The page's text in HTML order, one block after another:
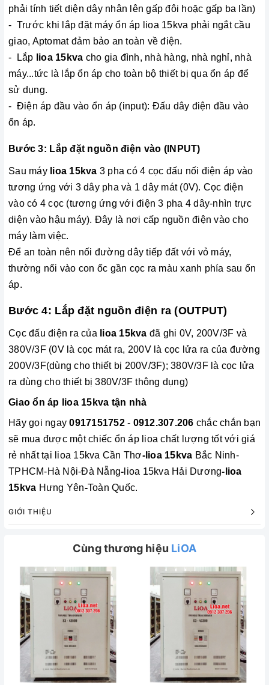
phải tính tiết diện dây nhân lên gấp đôi hoặc gấp ba lần)
- Trước khi lắp đặt máy ổn áp lioa 15kva phải ngắt cầu
giao, Aptomat đảm bảo an toàn về điện.
- Lắp lioa 15kva cho gia đình, nhà hàng, nhà nghỉ, nhà
máy...tức là lắp ổn áp cho toàn bộ thiết bị qua ổn áp để
sử dụng.
- Điện áp đầu vào ổn áp (input): Đấu dây điện đầu vào
ổn áp.
Bước 3: Lắp đặt nguồn điện vào (INPUT)
Sau máy lioa 15kva 3 pha có 4 cọc đấu nối điện áp vào
tương ứng với 3 dây pha và 1 dây mát (0V). Cọc điện
vào có 4 cọc (tương ứng với điện 3 pha 4 dây-nhìn trực
diện vào hậu máy). Đây là nơi cấp nguồn điện vào cho
máy làm việc.
Để an toàn nên nối đường dây tiếp đất với vỏ máy,
thường nối vào con ốc gần cọc ra màu xanh phía sau ổn
áp.
Bước 4: Lắp đặt nguồn điện ra (OUTPUT)
Cọc đấu điện ra của lioa 15kva đã ghi 0V, 200V/3F và
380V/3F (0V là cọc mát ra, 200V là cọc lửa ra của đường
200V/3F(dùng cho thiết bị 200V/3F); 380V/3F là cọc lửa
ra dùng cho thiết bị 380V/3F thông dụng)
Giao ổn áp lioa 15kva tận nhà
Hãy gọi ngay0917151752- 0912.307.206 chắc chắn bạn
sẽ mua được một chiếc ổn áp lioa chất lượng tốt với giá
rẻ nhất tại lioa 15kva Cần Thơ-lioa 15kva Bắc Ninh-
TPHCM-Hà Nội-Đà Nẵng- lioa 15kva Hải Dương- lioa
15kva Hưng Yên-Toàn Quốc.
GIỚI THIỆU
Cùng thương hiệu LiOA